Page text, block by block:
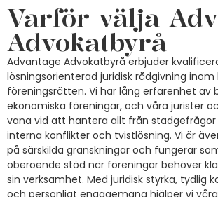
Varför välja
Advokatbyrå
Advantage Advokatbyrå erbjuder
lösningsorienterad juridisk rådgivning inom
föreningsrätten. Vi har lång erfarenhet av
ekonomiska föreningar, och våra jurister
vana vid att hantera allt från
interna konflikter och tvistlösning. Vi är
på särskilda granskningar och fungerar
oberoende stöd när föreningar behöver
sin verksamhet. Med juridisk styrka, tydlig